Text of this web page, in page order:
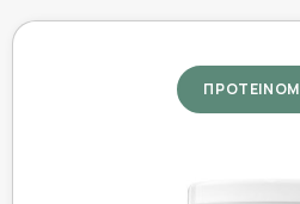
καλής υγείας των μαλλιών
μαλλιών, των νυχιών και του